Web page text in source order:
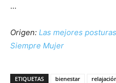
…
Origen: Las mejores
Siempre Mujer
ETIQUETAS bienestar